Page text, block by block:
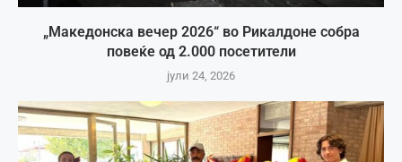
„Македонска вечер 2026“ во Рикалдоне собра
повеќе од 2.000 посетители
јули 24, 2026